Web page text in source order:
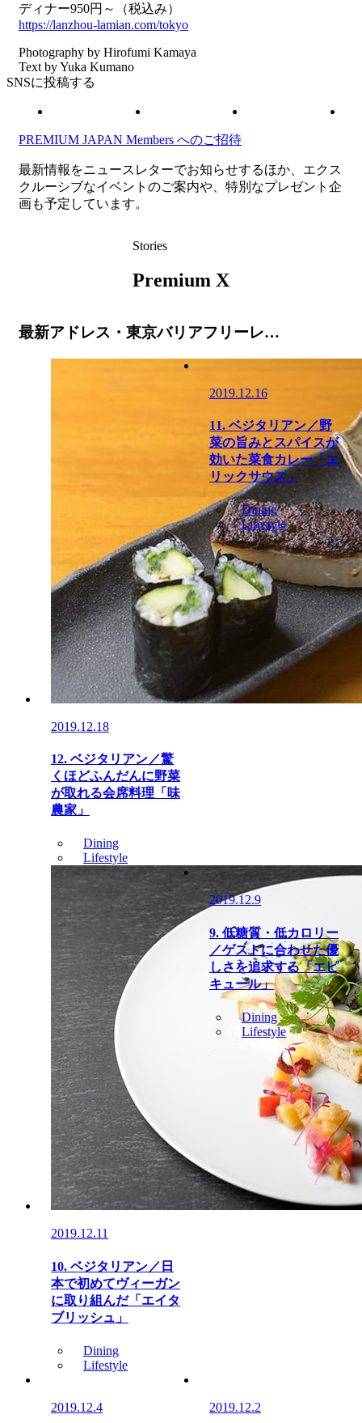
ディナー950円～（税込み）
https://lanzhou-lamian.com/tokyo
Photography by Hirofumi Kamaya
Text by Yuka Kumano
SNSに投稿する
PREMIUM JAPAN Members へのご招待
最新情報をニュースレターでお知らせするほか、エクス
クルーシブなイベントのご案内や、特別なプレゼント企
画も予定しています。
Stories
Premium X
最新アドレス・東京バリアフリーレ…
2019.12.18
12. ベジタリアン／驚
くほどふんだんに野菜
が取れる会席料理「味
農家」
Dining
Lifestyle
2019.12.16
11. ベジタリアン／野
菜の旨みとスパイスが
効いた菜食カレー「エ
リックサウス」
Dining
Lifestyle
2019.12.11
10. ベジタリアン／日
本で初めてヴィーガン
に取り組んだ「エイタ
ブリッシュ」
Dining
Lifestyle
2019.12.9
9. 低糖質・低カロリー
／ゲストに合わせた優
しさを追求する「エピ
キュール」
Dining
Lifestyle
2019.12.4 2019.12.2